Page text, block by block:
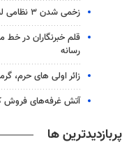
زخمی شدن ۳ نظامی لبنانی در زوطر غربی
قلم خبرنگاران در خط
رسانه
زائر اولی های حرم،
آتش غرفه‌های فروش
پربازدیدترین ها